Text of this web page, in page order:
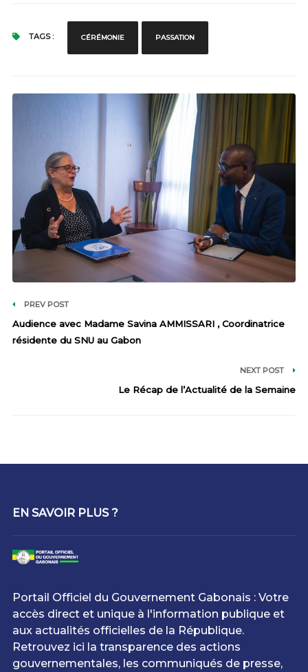
TAGS : CÉRÉMONIE PASSATION
PREV POST
Audience avec Madame Savina AMMISSARI , Coordinatrice
résidente du SNU au Gabon
NEXT POST
Le Récap de l’Actualité de la Semaine
EN SAVOIR PLUS ?
Portail Officiel du Gouvernement Gabonais : Votre
accès direct et unique à l'information publique et
aux actualités officielles de la République.
Retrouvez ici la transparence des actions
gouvernementales, les communiqués de presse,